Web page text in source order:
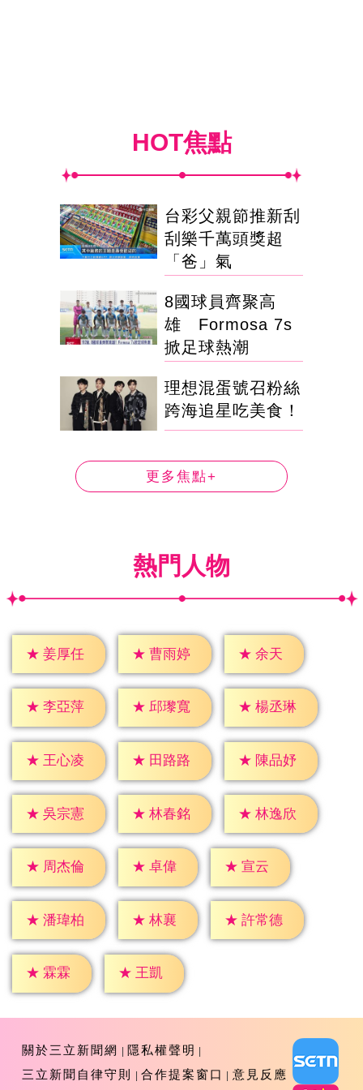
HOT焦點
台彩父親節推新刮
刮樂千萬頭獎超
「爸」氣
8國球員齊聚高
雄 Formosa 7s
掀足球熱潮
理想混蛋號召粉絲
跨海追星吃美食！
更多焦點+
熱門人物
★ 姜厚任 ★ 曹雨婷 ★ 余天
★ 李亞萍 ★ 邱瓈寬 ★ 楊丞琳
★ 王心凌 ★ 田路路 ★ 陳品妤
★ 吳宗憲 ★ 林春銘 ★ 林逸欣
★ 周杰倫 ★ 卓偉 ★ 宣云
★ 潘瑋柏 ★ 林襄 ★ 許常德
★ 霖霖 ★ 王凱
關於三立新聞網
隱私權聲明
三立新聞自律守則
合作提案窗口 意見反應